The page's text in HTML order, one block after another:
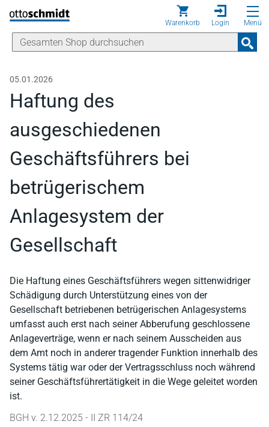
Direkt zum Inhalt
Warenkorb Login Menü
05.01.2026
Haftung des
ausgeschiedenen
Geschäftsführers bei
betrügerischem
Anlagesystem der
Gesellschaft
Die Haftung eines Geschäftsführers wegen sittenwidriger
Schädigung durch Unterstützung eines von der
Gesellschaft betriebenen betrügerischen Anlagesystems
umfasst auch erst nach seiner Abberufung geschlossene
Anlageverträge, wenn er nach seinem Ausscheiden aus
dem Amt noch in anderer tragender Funktion innerhalb des
Systems tätig war oder der Vertragsschluss noch während
seiner Geschäftsführertätigkeit in die Wege geleitet worden
ist.
BGH v. 2.12.2025 - II ZR 114/24